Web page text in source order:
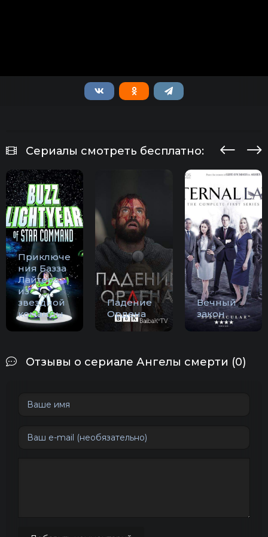
Сериалы смотреть бесплатно:
Приключе
ния Базза
Лайтера
из
звездной
команды
Падение
Ордена
Вечный
закон
Отзывы о сериале Ангелы смерти (0)